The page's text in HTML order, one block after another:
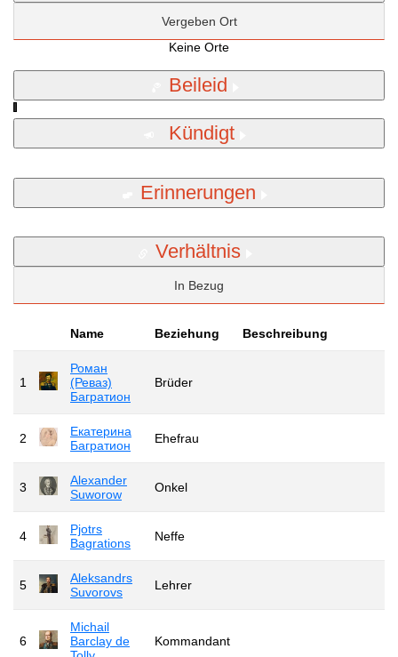
Vergeben Ort
Keine Orte
Beileid
Kündigt
Erinnerungen
Verhältnis
In Bezug
Name Beziehung Beschreibung
1
Роман
(Реваз)
Багратион
Brüder
2
Екатерина
Багратион
Ehefrau
3
Alexander
Suworow
Onkel
4
Pjotrs
Bagrations
Neffe
5
Aleksandrs
Suvorovs
Lehrer
6
Michail
Barclay de
Kommandant